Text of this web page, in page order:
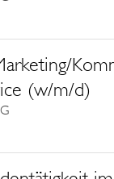
(w/m/d)